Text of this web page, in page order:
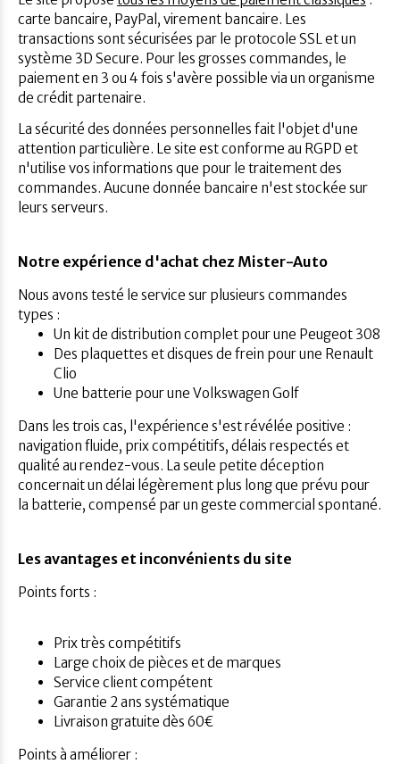
carte bancaire, PayPal, virement bancaire. Les
transactions sont sécurisées par le protocole SSL et un
système 3D Secure. Pour les grosses commandes, le
paiement en 3 ou 4 fois s'avère possible via un organisme
de crédit partenaire.
La sécurité des données personnelles fait l'objet d'une
attention particulière. Le site est conforme au RGPD et
n'utilise vos informations que pour le traitement des
commandes. Aucune donnée bancaire n'est stockée sur
leurs serveurs.
Notre expérience d'achat chez Mister-Auto
Nous avons testé le service sur plusieurs commandes
types :
Un kit de distribution complet pour une Peugeot 308
Des plaquettes et disques de frein pour une Renault
Clio
Une batterie pour une Volkswagen Golf
Dans les trois cas, l'expérience s'est révélée positive :
navigation fluide, prix compétitifs, délais respectés et
qualité au rendez-vous. La seule petite déception
concernait un délai légèrement plus long que prévu pour
la batterie, compensé par un geste commercial spontané.
Les avantages et inconvénients du site
Points forts :
Prix très compétitifs
Large choix de pièces et de marques
Service client compétent
Garantie 2 ans systématique
Livraison gratuite dès 60€
Points à améliorer :